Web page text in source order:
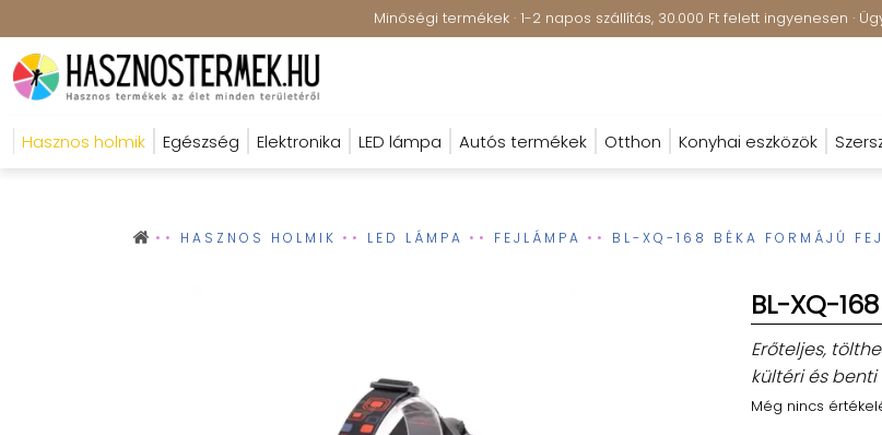
Minőségi termékek · 1-2 napos szállítás, 30.000 Ft felett ingyenesen ·
Hasznos holmik Egészség Elektronika LED lámpa Autós termékek Otthon Konyhai eszközök
HASZNOS HOLMIK LED LÁMPA FEJLÁMPA BL-XQ-168 BÉKA FORMÁJÚ
BL-XQ-
Erőteljes,
kültéri és
Még nincs